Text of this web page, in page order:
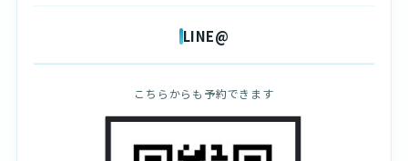
LINE@
こちらからも予約できます